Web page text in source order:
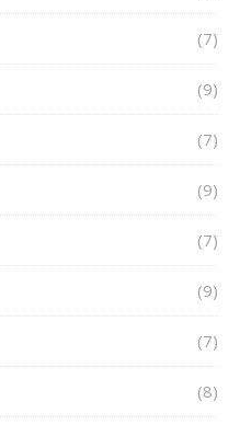
(7)
(9)
(7)
(9)
(7)
(9)
(7)
(8)